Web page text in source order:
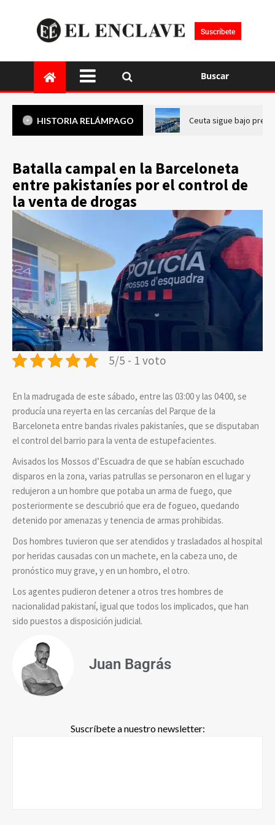
Suscríbete
Buscar
HISTORIA RELÁMPAGO Ceuta sigue bajo
Batalla campal en la Barceloneta
entre pakistaníes por el control de
la venta de drogas
5/5 - 1 voto
En la madrugada de este sábado, entre las 03:00 y las 04:00, se
producía una reyerta en las cercanías del Parque de la
Barceloneta entre bandas rivales pakistaníes, que se disputaban
el control del barrio para la venta de estupefacientes.
Avisados los Mossos d’Escuadra de que se habían escuchado
disparos en la zona, varias patrullas se personaron en el lugar y
redujeron a un hombre que potaba un arma de fuego, que
posteriormente se descubrió que era de fogueo, quedando
detenido por amenazas y tenencia de armas prohibidas.
Dos hombres tuvieron que ser atendidos y trasladados al hospital
por heridas causadas con un machete, en la cabeza uno, de
pronóstico muy grave, y en un hombro, el otro.
Los agentes pudieron detener a otros tres hombres de
nacionalidad pakistaní, igual que todos los implicados, que han
sido puestos a disposición judicial.
Juan Bagrás
Suscríbete a nuestro newsletter: